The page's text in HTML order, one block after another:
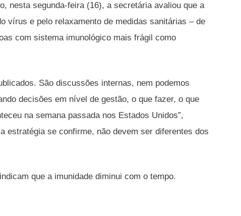
nesta segunda-feira (16), a secretária avaliou que a
vírus e pelo relaxamento de medidas sanitárias – de
com sistema imunológico mais frágil como
São discussões internas, nem podemos
decisões em nível de gestão, o que fazer, o que
na semana passada nos Estados Unidos”,
estratégia se confirme, não devem ser diferentes dos
que a imunidade diminui com o tempo.